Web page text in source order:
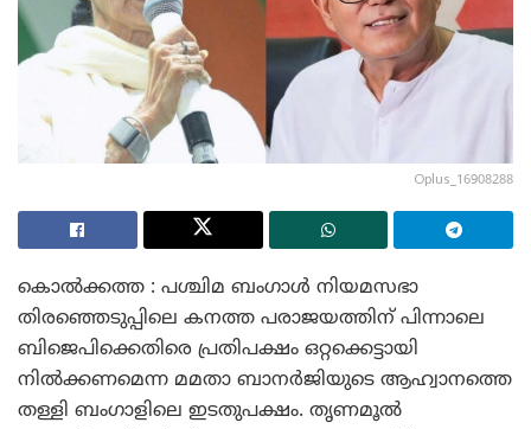
Oplus_16908288
കൊൽക്കത്ത : പശ്ചിമ ബംഗാൾ നിയമസഭാ
തിരഞ്ഞെടുപ്പിലെ കനത്ത പരാജയത്തിന് പിന്നാലെ
ബിജെപിക്കെതിരെ പ്രതിപക്ഷം ഒറ്റക്കെട്ടായി
നിൽക്കണമെന്ന മമതാ ബാനർജിയുടെ ആഹ്വാനത്തെ
തള്ളി ബംഗാളിലെ ഇടതുപക്ഷം. തൃണമൂൽ